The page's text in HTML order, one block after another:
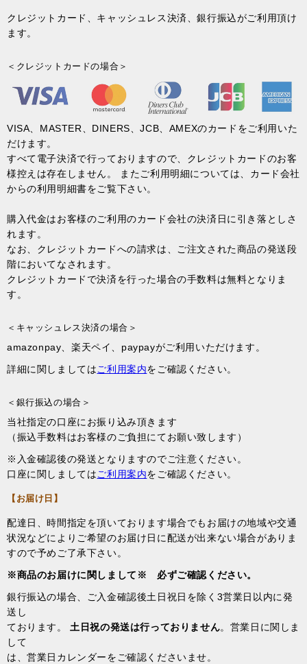
クレジットカード、キャッシュレス決済、銀行振込がご利用頂け
ます。
＜クレジットカードの場合＞
VISA、MASTER、DINERS、JCB、AMEXのカードをご利用いた
だけます。
すべて電子決済で行っておりますので、クレジットカードのお客
様控えは存在しません。 またご利用明細については、カード会社
からの利用明細書をご覧下さい。
購入代金はお客様のご利用のカード会社の決済日に引き落としさ
れます。
なお、クレジットカードへの請求は、ご注文された商品の発送段
階においてなされます。
クレジットカードで決済を行った場合の手数料は無料となりま
す。
＜キャッシュレス決済の場合＞
amazonpay、楽天ペイ、paypayがご利用いただけます。
詳細に関しましてはご利用案内をご確認ください。
＜銀行振込の場合＞
当社指定の口座にお振り込み頂きます
（振込手数料はお客様のご負担にてお願い致します）
※入金確認後の発送となりますのでご注意ください。
口座に関しましてはご利用案内をご確認ください。
【お届け日】
配達日、時間指定を頂いております場合でもお届けの地域や交通
状況などによりご希望のお届け日に配送が出来ない場合がありま
すので予めご了承下さい。
※商品のお届けに関しまして※ 必ずご確認ください。
銀行振込の場合、ご入金確認後土日祝日を除く3営業日以内に発
送し
ております。 土日祝の発送は行っておりません。営業日に関しま
して
は、営業日カレンダーをご確認くださいませ。